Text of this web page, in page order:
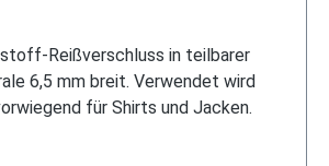
Reißverschluss in teilbarer
breit. Verwendet wird
für Shirts und Jacken.